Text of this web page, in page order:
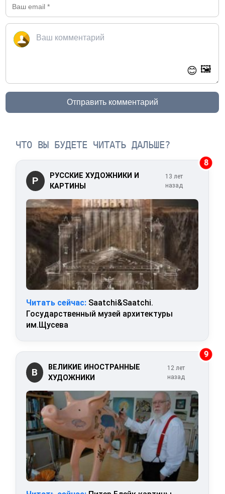
😊 🖼️
Отправить комментарий
ЧТО ВЫ БУДЕТЕ ЧИТАТЬ ДАЛЬШЕ?
8
Р
РУССКИЕ ХУДОЖНИКИ И
КАРТИНЫ
13 лет
назад
Читать сейчас: Saatchi&Saatchi.
Государственный музей архитектуры
им.Щусева
9
В
ВЕЛИКИЕ ИНОСТРАННЫЕ
ХУДОЖНИКИ
12 лет
назад